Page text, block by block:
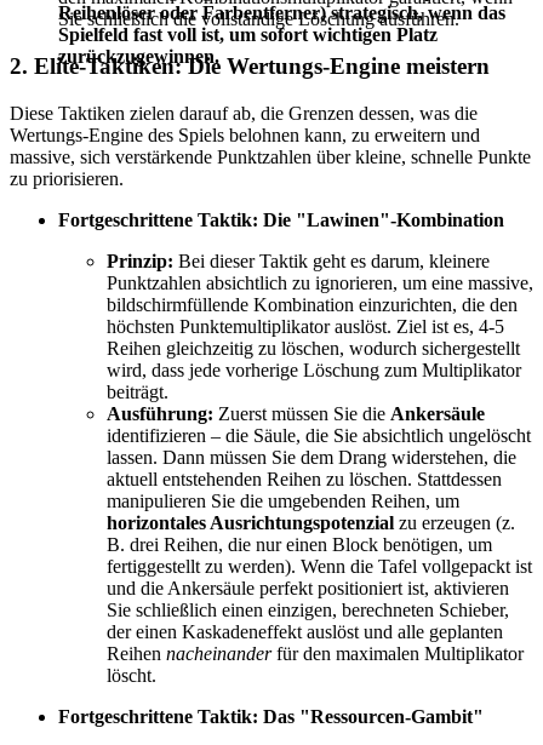
Reihenlöser oder Farbentferner) strategisch, wenn das
Spielfeld fast voll ist, um sofort wichtigen Platz
zurückzugewinnen.
Sie schließlich die vollständige Löschung ausführen.
2. Elite-Taktiken: Die Wertungs-Engine meistern
Diese Taktiken zielen darauf ab, die Grenzen dessen, was die
Wertungs-Engine des Spiels belohnen kann, zu erweitern und
massive, sich verstärkende Punktzahlen über kleine, schnelle Punkte
zu priorisieren.
Fortgeschrittene Taktik: Die "Lawinen"-Kombination
Prinzip: Bei dieser Taktik geht es darum, kleinere
Punktzahlen absichtlich zu ignorieren, um eine massive,
bildschirmfüllende Kombination einzurichten, die den
höchsten Punktemultiplikator auslöst. Ziel ist es, 4-5
Reihen gleichzeitig zu löschen, wodurch sichergestellt
wird, dass jede vorherige Löschung zum Multiplikator
beiträgt.
Ausführung: Zuerst müssen Sie die Ankersäule
identifizieren – die Säule, die Sie absichtlich ungelöscht
lassen. Dann müssen Sie dem Drang widerstehen, die
aktuell entstehenden Reihen zu löschen. Stattdessen
manipulieren Sie die umgebenden Reihen, um
horizontales Ausrichtungspotenzial zu erzeugen (z.
B. drei Reihen, die nur einen Block benötigen, um
fertiggestellt zu werden). Wenn die Tafel vollgepackt ist
und die Ankersäule perfekt positioniert ist, aktivieren
Sie schließlich einen einzigen, berechneten Schieber,
der einen Kaskadeneffekt auslöst und alle geplanten
Reihen nacheinanderfür den maximalen Multiplikator
löscht.
Fortgeschrittene Taktik: Das "Ressourcen-Gambit"